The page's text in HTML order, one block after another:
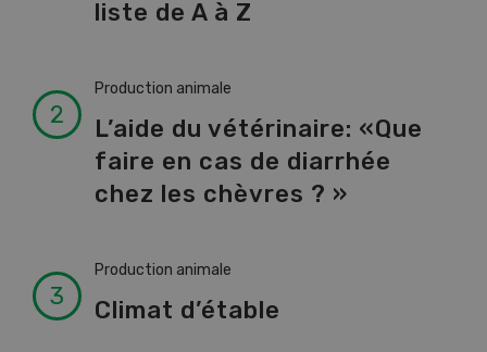
liste de A à Z
Production animale
L’aide du vétérinaire: «Que
faire en cas de diarrhée
chez les chèvres ? »
Production animale
Climat d’étable